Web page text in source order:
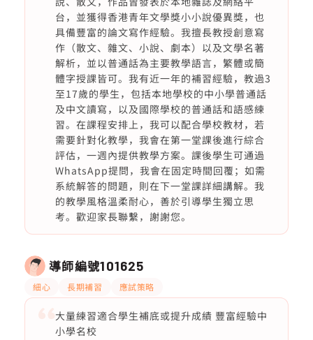
台，並獲得香港青年文學獎小小說優異獎，也
具備豐富的論文寫作經驗。我擅長教授創意寫
作（散文、雜文、小說、劇本）以及文學名著
解析，並以普通話為主要教學語言，繁體或簡
體字授課皆可。我有近一年的補習經驗，教過3
至17歲的學生，包括本地學校的中小學普通話
及中文讀寫，以及國際學校的普通話和語感練
習。在課程安排上，我可以配合學校教材，若
需要針對化教學，我會在第一堂課後進行綜合
評估，一週內提供教學方案。課後學生可通過
WhatsApp提問，我會在固定時間回覆；如需
系統解答的問題，則在下一堂課詳細講解。我
的教學風格溫柔耐心，善於引導學生獨立思
考。歡迎家長聯繫，謝謝您。
導師編號101625
細心 長期補習 應試策略
大量練習適合學生補底或提升成績 豐富經驗中
小學名校